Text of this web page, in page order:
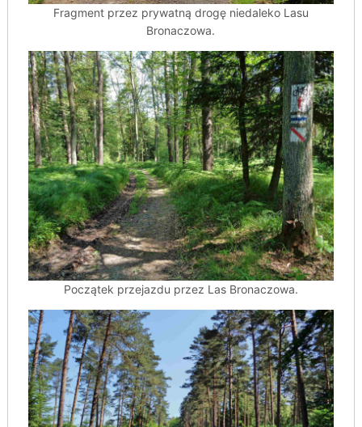
Fragment przez prywatną drogę niedaleko Lasu
Bronaczowa.
Początek przejazdu przez Las Bronaczowa.